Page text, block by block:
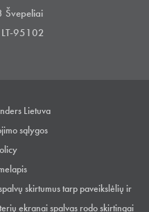
Švepeliai
95102
Lietuva
sąlygos
skirtumus tarp paveikslėlių ir
ekranai spalvas rodo skirtingai